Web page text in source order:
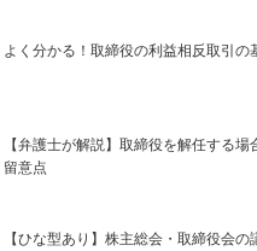
よく分かる！取締役の利益相反取引の
【弁護士が解説】取締役を解任する場
留意点
【ひな型あり】株主総会・取締役会の